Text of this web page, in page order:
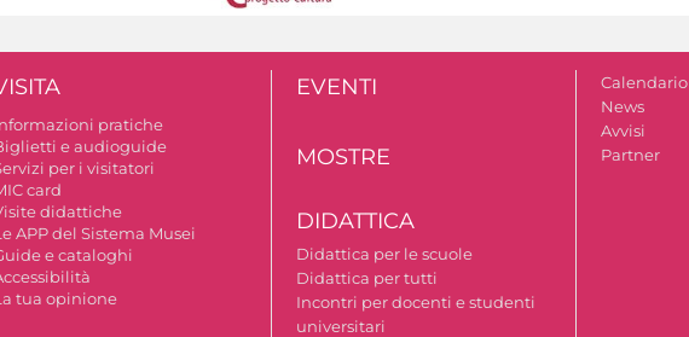
pratiche
e audioguide
per i visitatori
card
didattiche
APP del Sistema Musei
e cataloghi
tua opinione
EVENTI
MOSTRE
DIDATTICA
Didattica per le scuole
Didattica per tutti
Incontri per docenti e studenti
universitari
Calendario
News
Avvisi
Partner